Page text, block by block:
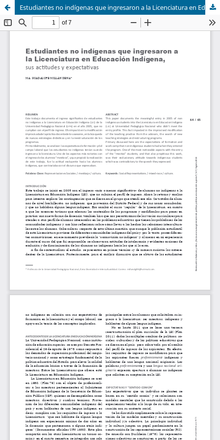
Estudiantes no indígenas que ingresaron a la Licenciatura en Educación Indígena